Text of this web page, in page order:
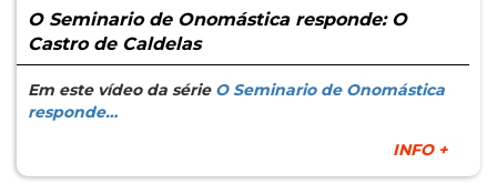
O Seminario de Onomástica responde: O
Castro de Caldelas
Em este vídeo da série O Seminario de Onomástica
responde…
INFO +